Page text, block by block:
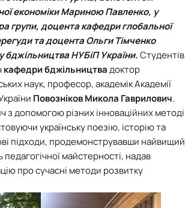
Проєкт «Розвиток лідерських навичок жінок
мереж для забезпечення рівності у …
економікиМариною Павленко, у
групи, доцентакафедри глобальної
та доцента Ольги Тімченко
бджільництва НУБіП України.Студентів
кафедри бджільництвадоктор
наук, професор, академік Академії
Повозніков Микола Гаврилович.
здопомогою різних інноваційних
українську поезію, історію та
підходи, продемонструвавши
майстерності, надав
про сучасні методи розвитку